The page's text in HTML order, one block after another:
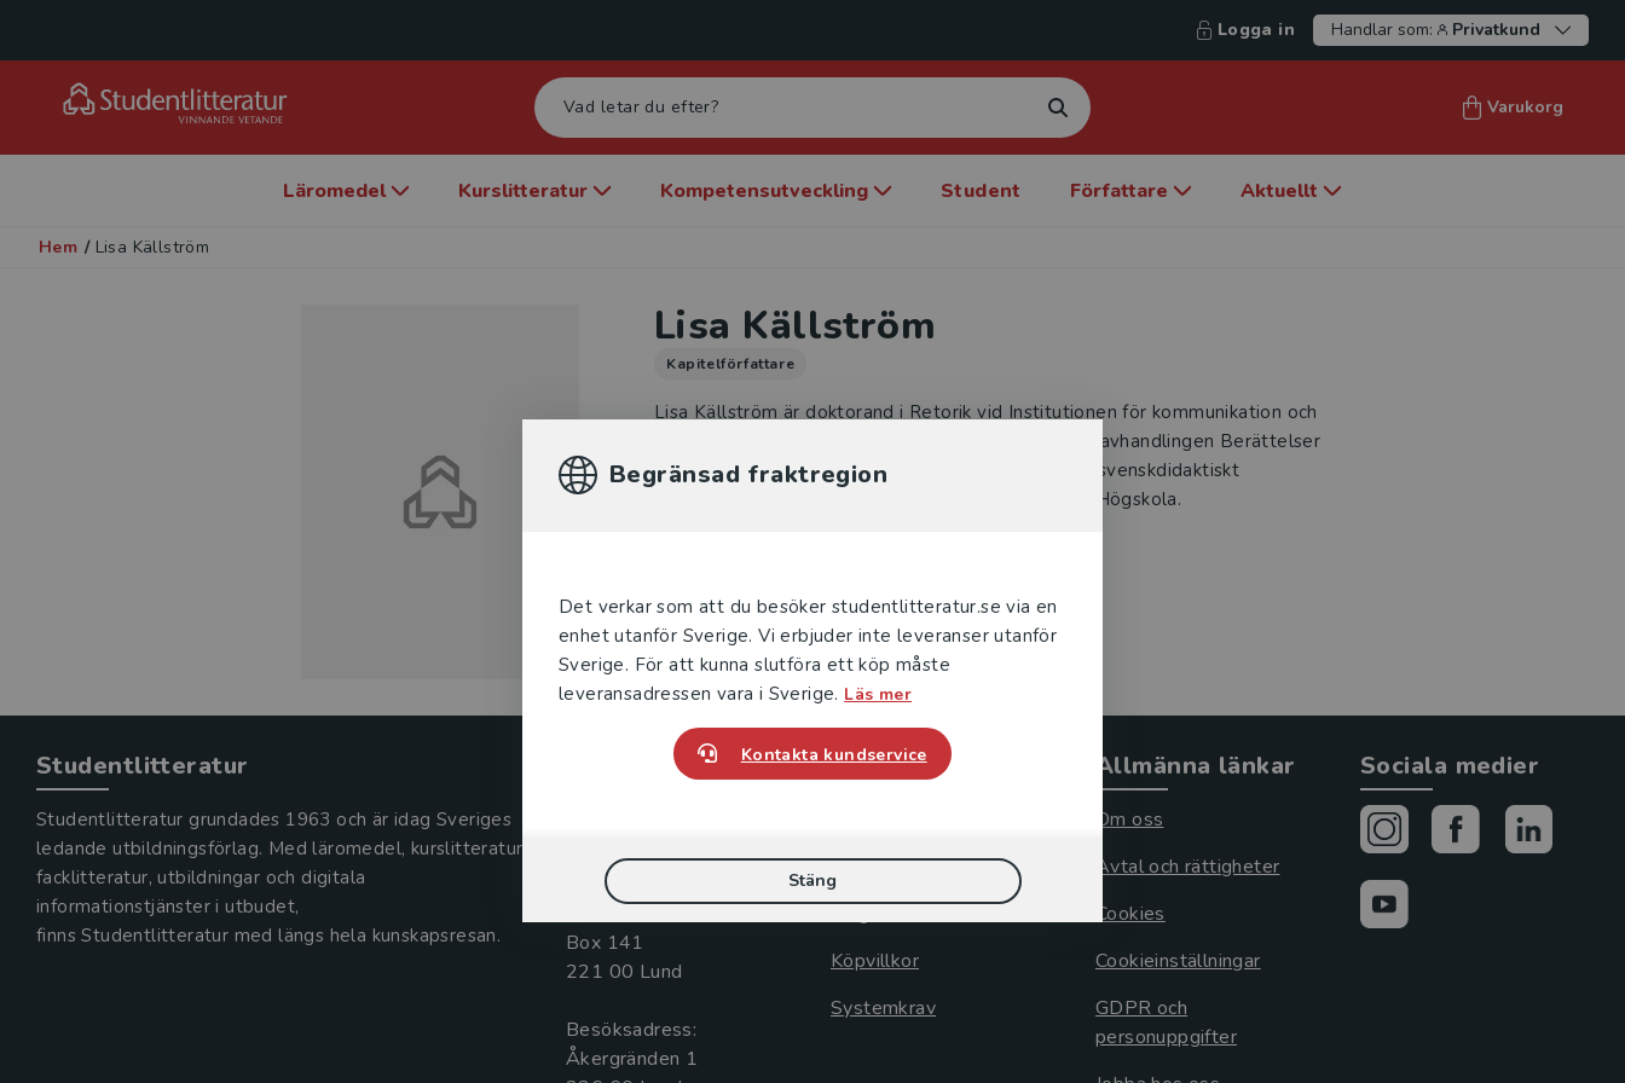
Begränsad fraktregion
Det verkar som att du besöker studentlitteratur.se via en
enhet utanför Sverige. Vi erbjuder inte leveranser utanför
Sverige. För att kunna slutföra ett köp måste
leveransadressen vara i Sverige. Läs mer
Kontakta kundservice
Stäng
Logga in Handlar som: Privatkund
Varukorg
Läromedel Kurslitteratur Kompetensutveckling Student Författare Aktuellt
Hem / Lisa Källström
Lisa Källström
Kapitelförfattare
Lisa Källström är doktorand i Retorik vid Institutionen för kommunikation och
medier vid Lunds universitet och har skrivit licentiatavhandlingen Berättelser
om en röd stuga. Föreställningar om en idyll ur ett svenskdidaktiskt
perspektiv (2011) vid Lärarutbildningen på Malmö Högskola.
Studentlitteratur
Studentlitteratur grundades 1963 och är idag Sveriges
ledande utbildningsförlag. Med läromedel, kurslitteratur,
facklitteratur, utbildningar och digitala
informationstjänster i utbudet,
finns Studentlitteratur med längs hela kunskapsresan.
Kontakta oss
046-31 20 00
Box 141
221 00 Lund
Besöksadress:
Åkergränden 1
Kundservice
046-31 21 00
Köpvillkor
Systemkrav
Allmänna länkar
Om oss
Avtal och rättigheter
Cookies
Cookieinställningar
GDPR och
personuppgifter
Sociala medier